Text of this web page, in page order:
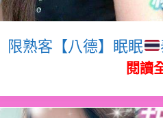
限熟客【八德】眠眠
閱讀